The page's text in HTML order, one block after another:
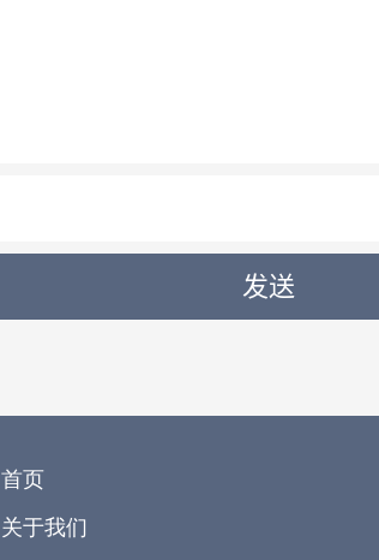
首页
关于我们